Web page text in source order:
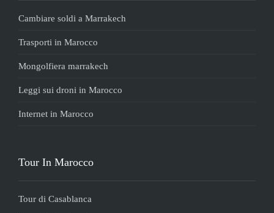
Cambiare soldi a Marrakech
Trasporti in Marocco
Mongolfiera marrakech
Leggi sui droni in Marocco
Internet in Marocco
Tour In Marocco
Tour di Casablanca